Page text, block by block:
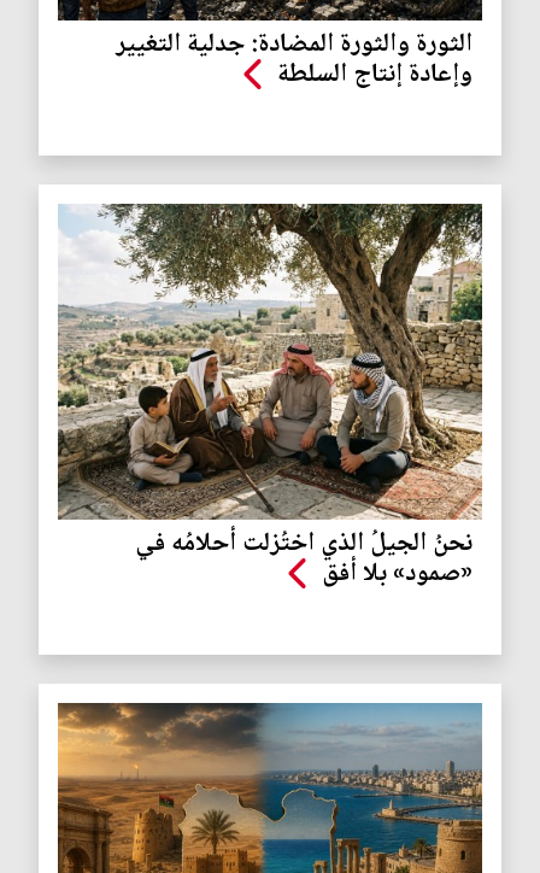
الثورة والثورة المضادة: جدلية التغيير
وإعادة إنتاج السلطة
نحنُ الجيلُ الذي اختُزلت أحلامُه في
«صمود» بلا أفق